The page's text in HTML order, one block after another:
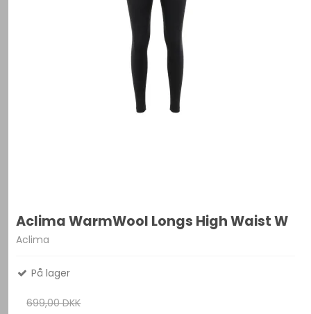
Aclima WarmWool Longs High Waist W
Aclima
På lager
699,00 DKK